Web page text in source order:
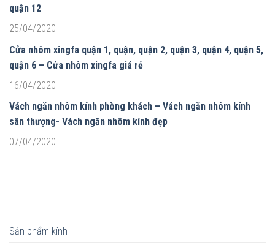
quận 12
25/04/2020
Cửa nhôm xingfa quận 1, quận, quận 2, quận 3, quận 4, quận 5,
quận 6 – Cửa nhôm xingfa giá rẻ
16/04/2020
Vách ngăn nhôm kính phòng khách – Vách ngăn nhôm kính
sân thượng- Vách ngăn nhôm kính đẹp
07/04/2020
Sản phẩm kính